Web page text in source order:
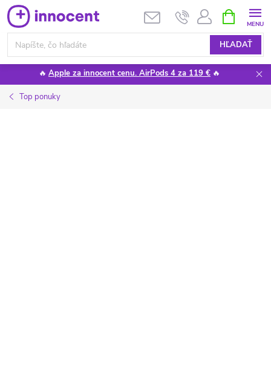
Prejsť
na
obsah
HĽADAŤ
KOŠÍK
🔥 Apple za innocent cenu. AirPods 4 za 119 € 🔥
Top ponuky